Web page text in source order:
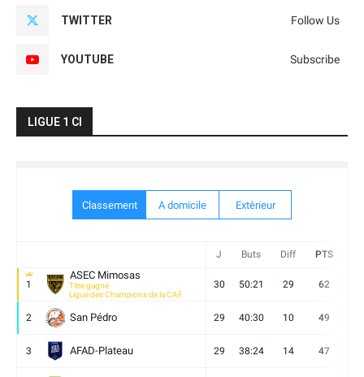
TWITTER Follow Us
YOUTUBE Subscribe
LIGUE 1 CI
Classement A domicile Extèrieur
J Buts Diff PTS
1
ASEC Mimosas
Titre gagné
Ligue des Champions de la CAF
30 50:21 29 62
2 San Pédro 29 40:30 10 49
3 AFAD-Plateau 29 38:24 14 47